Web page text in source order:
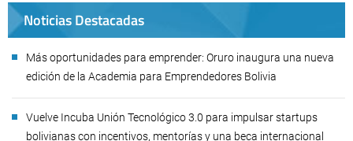
Noticias Destacadas
Más oportunidades para emprender: Oruro inaugura una nueva
edición de la Academia para Emprendedores Bolivia
Vuelve Incuba Unión Tecnológico 3.0 para impulsar startups
bolivianas con incentivos, mentorías y una beca internacional